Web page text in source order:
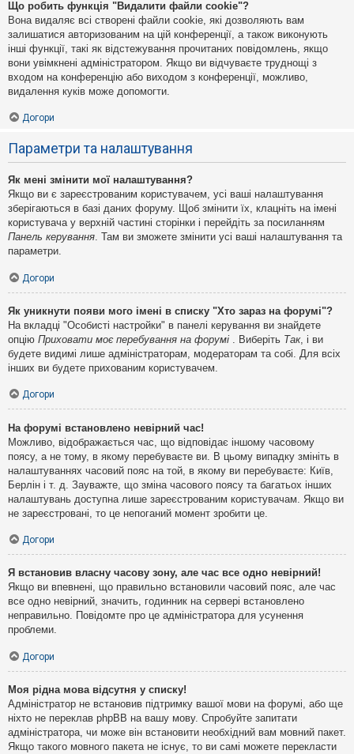
Що робить функція "Видалити файли cookie"?
Вона видаляє всі створені файли cookie, які дозволяють вам
залишатися авторизованим на цій конференції, а також виконують
інші функції, такі як відстежування прочитаних повідомлень, якщо
вони увімкнені адміністратором. Якщо ви відчуваєте труднощі з
входом на конференцію або виходом з конференції, можливо,
видалення куків може допомогти.
Догори
Параметри та налаштування
Як мені змінити мої налаштування?
Якщо ви є зареєстрованим користувачем, усі ваші налаштування
зберігаються в базі даних форуму. Щоб змінити їх, клацніть на імені
користувача у верхній частині сторінки і перейдіть за посиланням
Панель керування . Там ви зможете змінити усі ваші налаштування та
параметри.
Догори
Як уникнути появи мого імені в списку "Хто зараз на форумі"?
На вкладці "Особисті настройки" в панелі керування ви знайдете
опцію Приховати моє перебування на форумі . Виберіть Так, і ви
будете видимі лише адміністраторам, модераторам та собі. Для всіх
інших ви будете прихованим користувачем.
Догори
На форумі встановлено невірний час!
Можливо, відображається час, що відповідає іншому часовому
поясу, а не тому, в якому перебуваєте ви. В цьому випадку змініть в
налаштуваннях часовий пояс на той, в якому ви перебуваєте: Київ,
Берлін і т. д. Зауважте, що зміна часового поясу та багатьох інших
налаштувань доступна лише зареєстрованим користувачам. Якщо ви
не зареєстровані, то це непоганий момент зробити це.
Догори
Я встановив власну часову зону, але час все одно невірний!
Якщо ви впевнені, що правильно встановили часовий пояс, але час
все одно невірний, значить, годинник на сервері встановлено
неправильно. Повідомте про це адміністратора для усунення
проблеми.
Догори
Моя рідна мова відсутня у списку!
Адміністратор не встановив підтримку вашої мови на форумі, або ще
ніхто не переклав phpBB на вашу мову. Спробуйте запитати
адміністратора, чи може він встановити необхідний вам мовний пакет.
Якщо такого мовного пакета не існує, то ви самі можете перекласти